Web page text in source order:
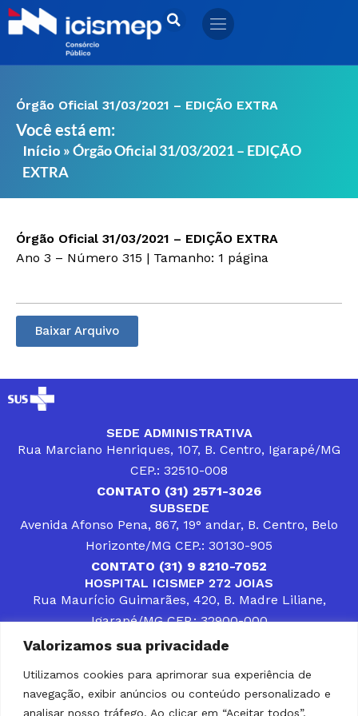
Valorizamos sua privacidade
Utilizamos cookies para aprimorar sua experiência de
navegação, exibir anúncios ou conteúdo personalizado e
analisar nosso tráfego. Ao clicar em “Aceitar todos”,
Ir
para
Órgão Oficial 31/03/2021 – EDIÇÃO EXTRA
Você está em:
Início »Órgão Oficial 31/03/2021 – EDIÇÃO
EXTRA
Órgão Oficial 31/03/2021 – EDIÇÃO EXTRA
Ano 3 – Número 315 | Tamanho: 1 página
Baixar Arquivo
SEDE ADMINISTRATIVA
Rua Marciano Henriques, 107, B. Centro, Igarapé/MG
CEP.: 32510-008
CONTATO (31) 2571-3026
SUBSEDE
Avenida Afonso Pena, 867, 19° andar, B. Centro, Belo
Horizonte/MG CEP.: 30130-905
CONTATO (31) 9 8210-7052
HOSPITAL ICISMEP 272 JOIAS
Rua Maurício Guimarães, 420, B. Madre Liliane,
Igarapé/MG CEP.: 32900-000
CONTATOS (31) 3512-4400 ou (31) 9 8309-8660
DESENVOLVER SOLUÇÕES, AÇÕES E SERVIÇOS
PÚBLICOS QUE COMPLEMENTEM A ASSISTÊNCIA À
POPULAÇÃO DA REGIÃO EM QUE ATUA, SENDO
PARCEIRO DOS MUNICÍPIOS CONSORCIADOS NA
SOLUÇÃO DE DIFICULDADES ENFRENTADAS POR